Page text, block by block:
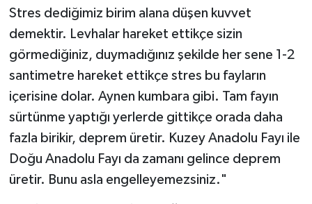
Stres dediğimiz birim alana düşen kuvvet
demektir. Levhalar hareket ettikçe sizin
görmediğiniz, duymadığınız şekilde her sene 1-2
santimetre hareket ettikçe stres bu fayların
içerisine dolar. Aynen kumbara gibi. Tam fayın
sürtünme yaptığı yerlerde gittikçe orada daha
fazla birikir, deprem üretir. Kuzey Anadolu Fayı ile
Doğu Anadolu Fayı da zamanı gelince deprem
üretir. Bunu asla engelleyemezsiniz."